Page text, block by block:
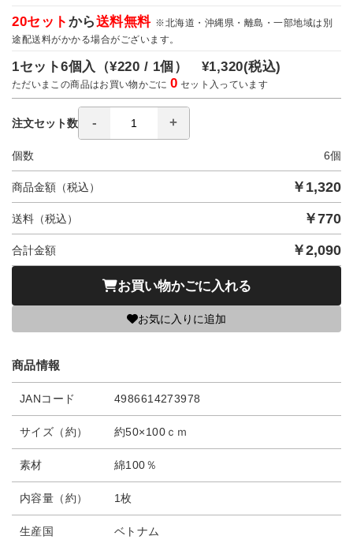
20セット から送料無料 ※北海道・沖縄県・離島・一部地域は別
途配送料がかかる場合がございます。
1セット6個入（¥220 / 1個） ¥1,320(税込)
ただいまこの商品はお買い物かごに0 セット入っています
注文セット数
個数 6個
商品金額（税込） ￥ 1,320
送料（税込） ￥770
合計金額 ￥2,090
お買い物かごに入れる
お気に入りに追加
商品情報
JANコード 4986614273978
サイズ（約） 約50×100ｃｍ
素材 綿100％
内容量（約） 1枚
生産国 ベトナム